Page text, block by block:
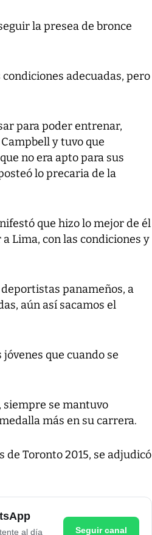
la presea de bronce
adecuadas, pero
para poder entrenar,
y tuvo que
no era apto para sus
lo precaria de la
que hizo lo mejor de él
Lima, con las condiciones y
panameños, a
aún así sacamos el
que cuando se
siempre se mantuvo
más en su carrera.
de Toronto 2015, se adjudicó
al día Seguir canal